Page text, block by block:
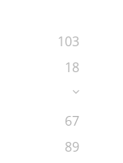
103
18
67
89